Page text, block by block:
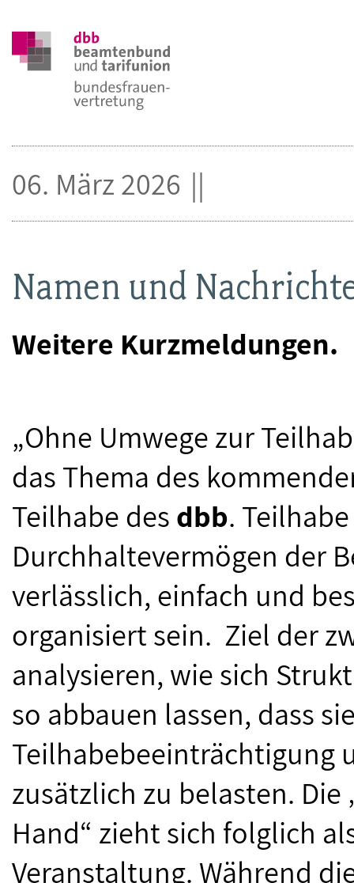
Namen und
Weitere Kurzmeldungen.
06. März 2026
„Ohne Umwege zur
das Thema des
Teilhabe des dbb.
Durchhaltevermögen der
verlässlich, einfach und
organisiert sein. Ziel der
analysieren, wie sich
so abbauen lassen, dass
Teilhabebeeinträchtigung
zusätzlich zu belasten.
Hand“ zieht sich folglich
Veranstaltung. Während